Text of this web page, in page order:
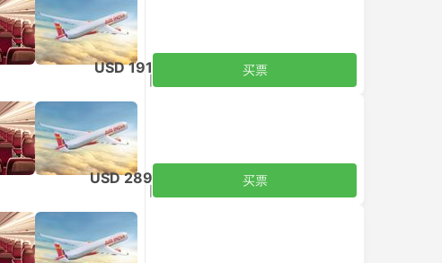
USD 191 买票
USD 289 买票